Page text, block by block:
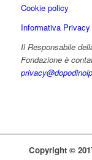
Cookie policy
Informativa Privacy
Il Responsabile
Fondazione è
Copyright ©